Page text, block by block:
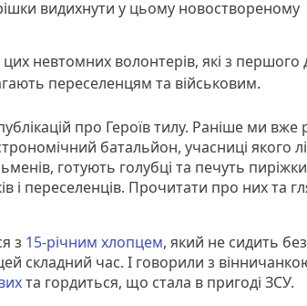
видихнути у цьому новоствореному
цих невтомних волонтерів, які з першого
переселенцям та військовим.
про Героїв тилу. Раніше ми вже
батальйон, учасниці якого
готують голубці та печуть
і переселенців. Прочитати про них та
з 15-річним хлопцем, який не сидить
складний час. І говорили з
та гордиться, що стала в пригоді ЗСУ.